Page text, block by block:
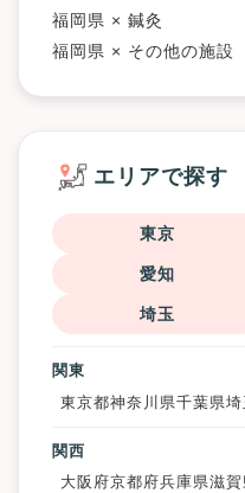
福岡県 × 鍼灸
福岡県 × その他の施設
エリアで探す
東京
愛知
埼玉
関東
東京都神奈川県千葉県埼
関西
大阪府京都府兵庫県滋賀